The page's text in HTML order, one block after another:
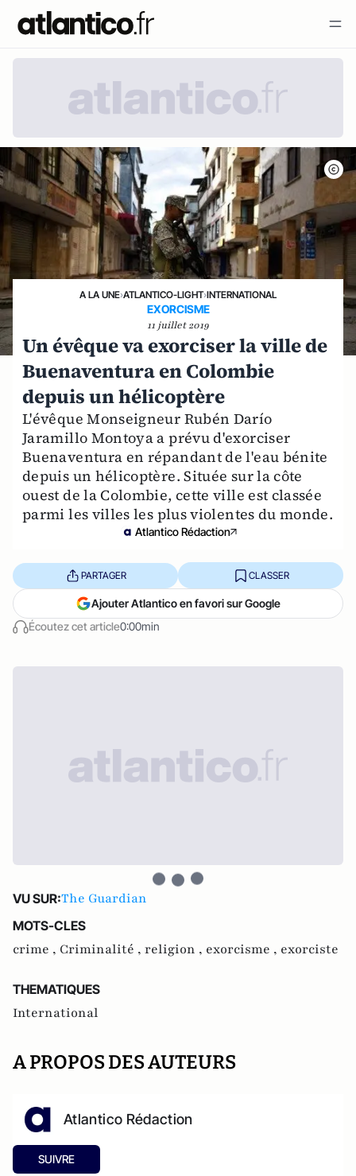
A LA UNE›ATLANTICO-LIGHT›INTERNATIONAL
EXORCISME
11 juillet 2019
Un évêque va exorciser la ville de
Buenaventura en Colombie
depuis un hélicoptère
L'évêque Monseigneur Rubén Darío
Jaramillo Montoya a prévu d'exorciser
Buenaventura en répandant de l'eau bénite
depuis un hélicoptère. Située sur la côte
ouest de la Colombie, cette ville est classée
parmi les villes les plus violentes du monde.
Atlantico Rédaction
Écoutez cet article0:00min
PARTAGER CLASSER
Ajouter Atlantico en favori sur Google
VU SUR:The Guardian
MOTS-CLES
crime , Criminalité , religion , exorcisme , exorciste
THEMATIQUES
International
A PROPOS DES AUTEURS
Atlantico Rédaction
SUIVRE